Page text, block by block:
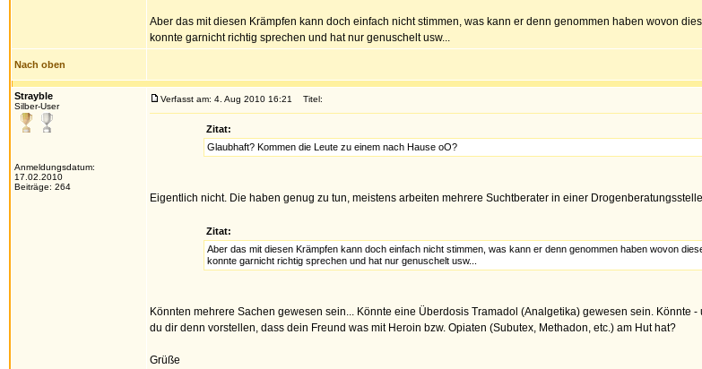
Aber das mit diesen Krämpfen kann doch einfach nicht stimmen, was kann er denn genommen haben wovon
konnte garnicht richtig sprechen und hat nur genuschelt usw...
Nach oben
Strayble
Silber-User
Anmeldungsdatum:
17.02.2010
Beiträge: 264
Verfasst am: 4. Aug 2010 16:21 Titel:
Zitat:
Glaubhaft? Kommen die Leute zu einem nach Hause oO?
Eigentlich nicht. Die haben genug zu tun, meistens arbeiten mehrere Suchtberater in einer
Zitat:
Aber das mit diesen Krämpfen kann doch einfach nicht stimmen, was kann er denn genommen haben wovon
konnte garnicht richtig sprechen und hat nur genuschelt usw...
Könnten mehrere Sachen gewesen sein... Könnte eine Überdosis Tramadol (Analgetika) gewesen sein.
du dir denn vorstellen, dass dein Freund was mit Heroin bzw. Opiaten (Subutex, Methadon, etc.) am Hut hat?
Grüße